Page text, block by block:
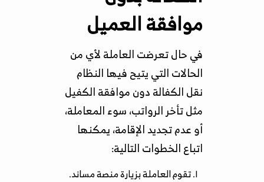
موافقة العميل
في حال تعرضت العاملة لأي من
الحالات التي يتيح فيها النظام
نقل الكفالة دون موافقة الكفيل
مثل تأخر الرواتب، سوء المعاملة،
أو عدم تجديد الإقامة، يمكنها
اتباع الخطوات التالية:
تقوم العاملة بزيارة منصة مساند.